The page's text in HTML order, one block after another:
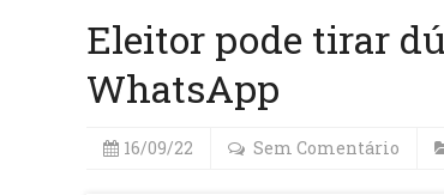
Eleitor pode tirar
WhatsApp
16/09/22 Sem Comentário